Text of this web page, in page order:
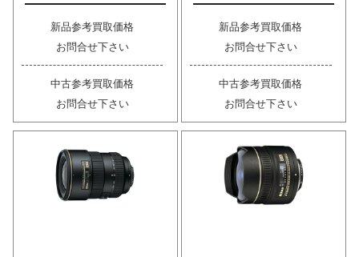
新品参考買取価格
お問合せ下さい
中古参考買取価格
お問合せ下さい
新品参考買取価格
お問合せ下さい
中古参考買取価格
お問合せ下さい